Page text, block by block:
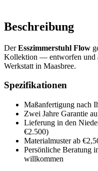
Beschreibung
DerEsszimmerstuhl Flow
Kollektion — entworfen und
Werkstatt in Maasbree.
Spezifikationen
Maßanfertigung nach
Zwei Jahre Garantie
Lieferung in den
€2.500)
Materialmuster ab
Persönliche Beratung
willkommen